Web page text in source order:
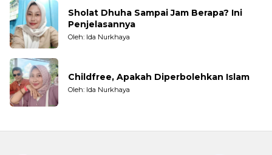
Sholat Dhuha Sampai Jam Berapa? Ini
Penjelasannya
Oleh: Ida Nurkhaya
Childfree, Apakah Diperbolehkan Islam
Oleh: Ida Nurkhaya